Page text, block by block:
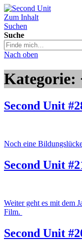
Second Unit
Zum Inhalt
Suchen
Suche
Suche
in
podcast.de/
Nach oben
Kategorie:
Second Unit
Noch eine
Second Unit
Weiter geht es mit dem
Film.
Second Unit